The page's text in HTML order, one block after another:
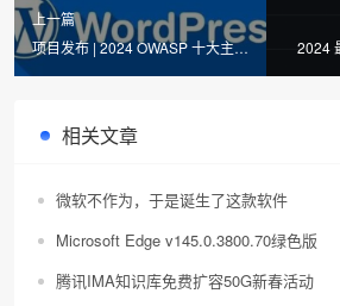
上一篇
项目发布 | 2024 OWASP 十大主动
2024
相关文章
微软不作为，于是诞生了这款软件
Microsoft Edge v145.0.3800.70绿色版
腾讯IMA知识库免费扩容50G新春活动